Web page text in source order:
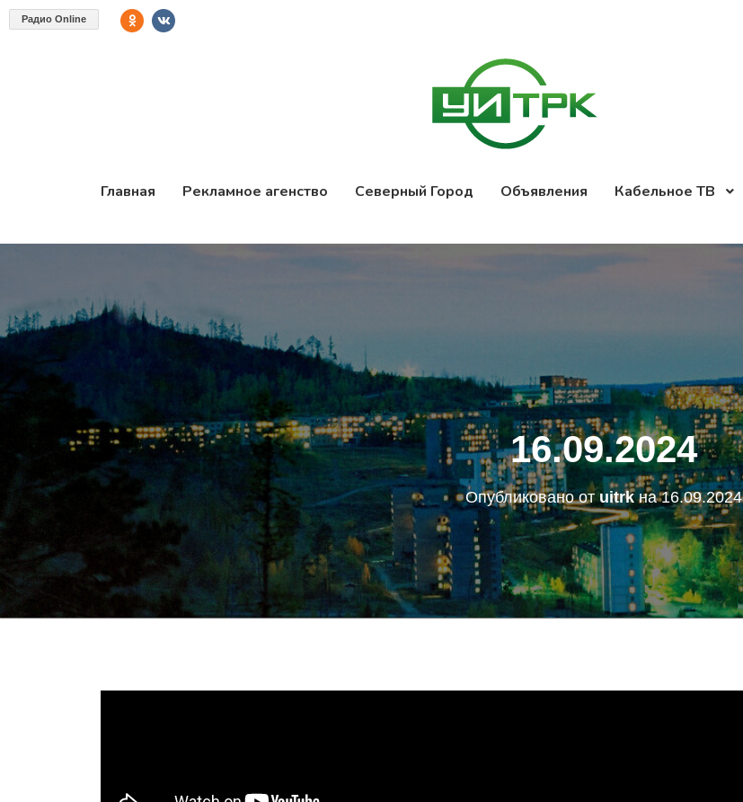
Радио Online
Главная Рекламное агенство Северный Город Объявления Кабельное ТВ
16.09.2024
Опубликовано отuitrkна16.09.2024